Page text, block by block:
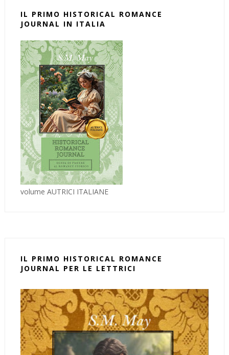
IL PRIMO HISTORICAL ROMANCE
JOURNAL IN ITALIA
volume AUTRICI ITALIANE
IL PRIMO HISTORICAL ROMANCE
JOURNAL PER LE LETTRICI